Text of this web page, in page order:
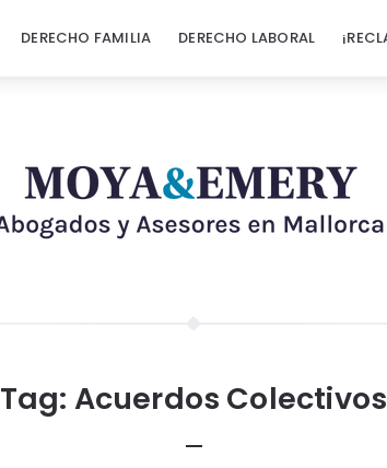
DERECHO FAMILIA DERECHO LABORAL
Tag: Acuerdos Colectivos